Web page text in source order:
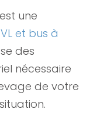
est une
et bus à
des
nécessaire
de votre